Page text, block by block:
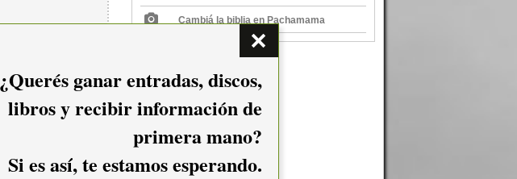
Cambiá la biblia en Pachamama
¿Querés ganar entradas, discos,
libros y recibir información de
primera mano?
Si es así, te estamos esperando.